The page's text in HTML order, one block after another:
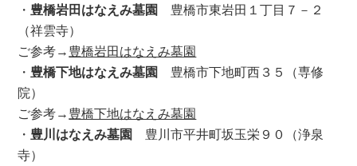
・ 豊橋岩田はなえみ墓園 豊橋市東岩田１丁目７－２
（祥雲寺）
ご参考→ 豊橋岩田はなえみ墓園
・ 豊橋下地はなえみ墓園 豊橋市下地町西３５（専修
院）
ご参考→ 豊橋下地はなえみ墓園
・ 豊川はなえみ墓園 豊川市平井町坂玉栄９０（浄泉
寺）